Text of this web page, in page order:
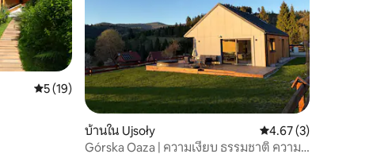
คะแนนเฉลี่ย 5 จาก 5, 19 รีวิว
5 (19)
บ้านใน Ujsoły
คะแนนเฉลี่ย 4.67 จา
4.67 (3)
Górska Oaza | ความเงียบ ธรรมชาติ ความ